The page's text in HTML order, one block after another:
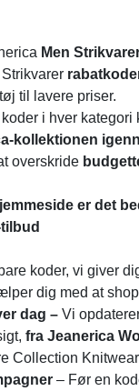
Men
Strikvarer
til lavere priser.
i hver kategori
kollektionen
overskride
er det
koder, vi giver
dig med at
dag – Vi
fra Jeanerica
Collection Knitwear
– Før en